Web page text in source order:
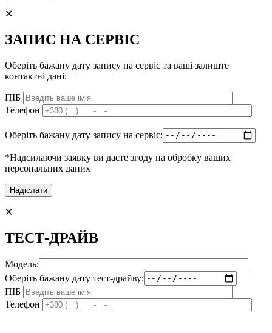
✕
ЗАПИС НА СЕРВІС
Оберіть бажану дату запису на сервіс та ваші залиште
контактні дані:
ПІБ
Телефон
Оберіть бажану дату запису на сервіс:
*Надсилаючи заявку ви даєте згоду на обробку ваших
персональних даних
✕
ТЕСТ-ДРАЙВ
Модель:
Оберіть бажану дату тест-драйву:
ПІБ
Телефон